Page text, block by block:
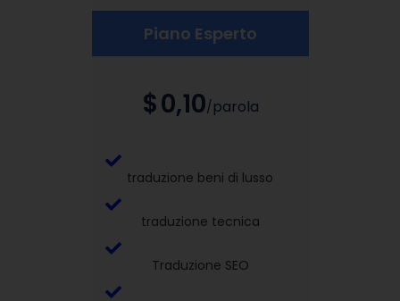
Piano Esperto
$0,10/ parola
traduzione beni di lusso
traduzione tecnica
Traduzione SEO